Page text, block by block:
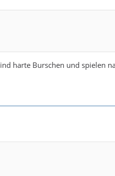
harte Burschen und spielen